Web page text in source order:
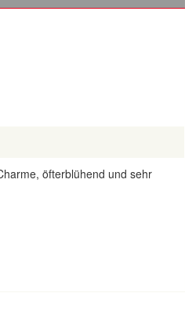
öfterblühend und sehr